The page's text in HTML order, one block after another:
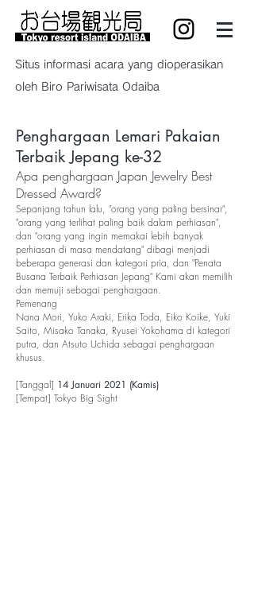
Situs informasi acara yang dioperasikan
oleh Biro Pariwisata Odaiba
Penghargaan Lemari Pakaian
Terbaik Jepang ke-32
Apa penghargaan Japan Jewelry Best
Dressed Award?
Sepanjang tahun lalu, "orang yang paling bersinar",
"orang yang terlihat paling baik dalam perhiasan",
dan "orang yang ingin memakai lebih banyak
perhiasan di masa mendatang" dibagi menjadi
beberapa generasi dan kategori pria, dan "Penata
Busana Terbaik Perhiasan Jepang" Kami akan memilih
dan memuji sebagai penghargaan.
Pemenang
Nana Mori, Yuko Araki, Erika Toda, Eiko Koike, Yuki
Saito, Misako Tanaka, Ryusei Yokohama di kategori
putra, dan Atsuto Uchida sebagai penghargaan
khusus.
[Tanggal] 14 Januari 2021 (Kamis)
[Tempat] Tokyo Big Sight